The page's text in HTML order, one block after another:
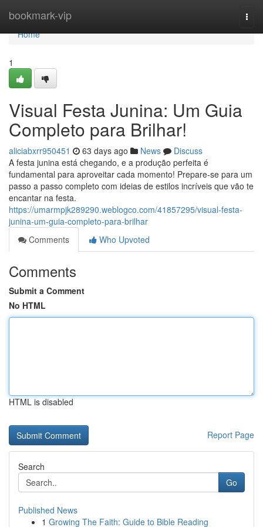
bookmark-vip
Home
Home
1
Visual Festa Junina: Um Guia
Completo para Brilhar!
aliciabxrr950451 63 days ago News
Discuss
A festa junina está chegando, e a produção perfeita é
fundamental para aproveitar cada momento! Prepare-se para um
passo a passo completo com ideias de estilos incríveis que vão te
encantar na festa.
https://umarmpjk289290.weblogco.com/41857295/visual-festa-
junina-um-guia-completo-para-brilhar
Comments
Who Upvoted
Comments
Submit a Comment
No HTML
HTML is disabled
Report Page
Search
Go
Published News
1 Growing The Faith: Guide to Bible Reading